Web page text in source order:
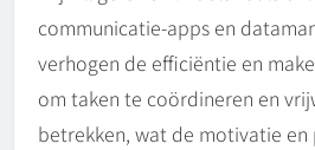
communicatie-apps en
verhogen de efficiëntie en
om taken te coördineren en
betrekken, wat de motivatie